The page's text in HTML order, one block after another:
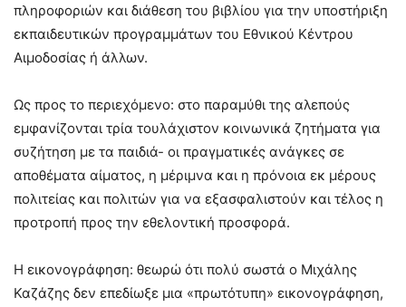
πληροφοριών και διάθεση του βιβλίου για την υποστήριξη
εκπαιδευτικών προγραμμάτων του Εθνικού Κέντρου
Αιμοδοσίας ή άλλων.
Ως προς το περιεχόμενο: στο παραμύθι της αλεπούς
εμφανίζονται τρία τουλάχιστον κοινωνικά ζητήματα για
συζήτηση με τα παιδιά- οι πραγματικές ανάγκες σε
αποθέματα αίματος, η μέριμνα και η πρόνοια εκ μέρους
πολιτείας και πολιτών για να εξασφαλιστούν και τέλος η
προτροπή προς την εθελοντική προσφορά.
Η εικονογράφηση: θεωρώ ότι πολύ σωστά ο Μιχάλης
Καζάζης δεν επεδίωξε μια «πρωτότυπη» εικονογράφηση,